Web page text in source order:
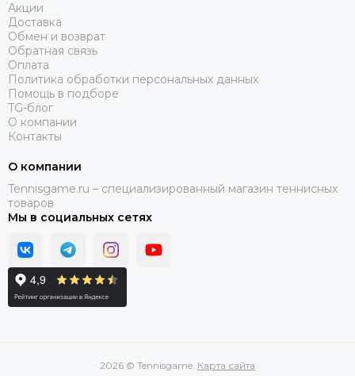
Акции
Доставка
Обмен и возврат
Обратная связь
Оплата
Политика обработки персональных данных
Помощь в подборе
TG-блог
О компании
Контакты
О компании
Tennisgame.ru – специализированный магазин теннисных
товаров
Мы в социальных сетях
2026 © Tennisgame. Карта сайта